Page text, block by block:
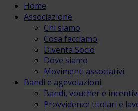
Home
Associazione
Chi siamo
Cosa facciamo
Diventa Socio
Dove siamo
Movimenti associativi
Bandi e agevolazioni
Bandi, voucher e incentivi
Provvidenze titolari e